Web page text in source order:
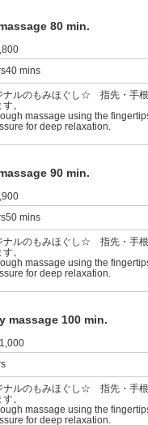
80 min.
mins
ナルのもみほぐし☆ 指先・手
。
massage using the
for deep relaxation.
90 min.
mins
ナルのもみほぐし☆ 指先・手
。
massage using the
for deep relaxation.
massage 100 min.
ナルのもみほぐし☆ 指先・手
。
massage using the
for deep relaxation.